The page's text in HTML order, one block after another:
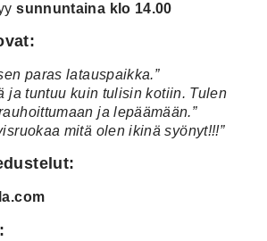
sunnuntaina klo 14.00
paras latauspaikka.”
ja tuntuu kuin tulisin kotiin. Tulen
ja lepäämään.”
mitä olen ikinä syönyt!!!”